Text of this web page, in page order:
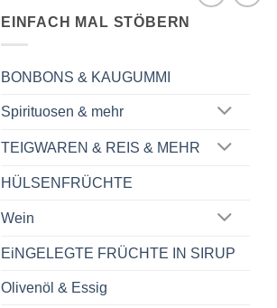
EINFACH MAL STÖBERN
BONBONS & KAUGUMMI
Spirituosen & mehr
TEIGWAREN & REIS & MEHR
HÜLSENFRÜCHTE
Wein
EiNGELEGTE FRÜCHTE IN SIRUP
Olivenöl & Essig